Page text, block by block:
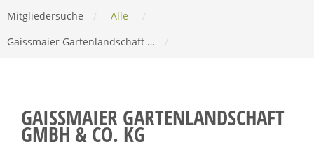
Mitgliedersuche Alle
Gaissmaier Gartenlandschaft …
GAISSMAIER GARTENLANDSCHAFT
GMBH & CO. KG